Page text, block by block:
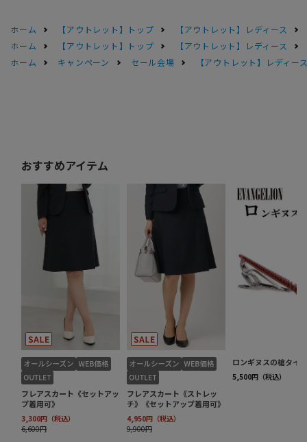
ホーム 【アウトレット】トップ
【アウトレット】レディース
ホーム
【アウトレット】トップ
【アウトレット】レディース
ホーム
キャンペーン セール会場 【アウトレット】レディー